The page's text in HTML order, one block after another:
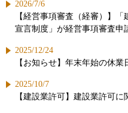
2026/7/6
【経営事項審査（経審）】
宣言制度」が経営事項審査申
2025/12/24
【お知らせ】年末年始の休業
2025/10/7
【建設業許可】建設業許可に